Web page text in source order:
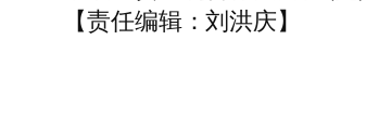
【责任编辑：刘洪庆】